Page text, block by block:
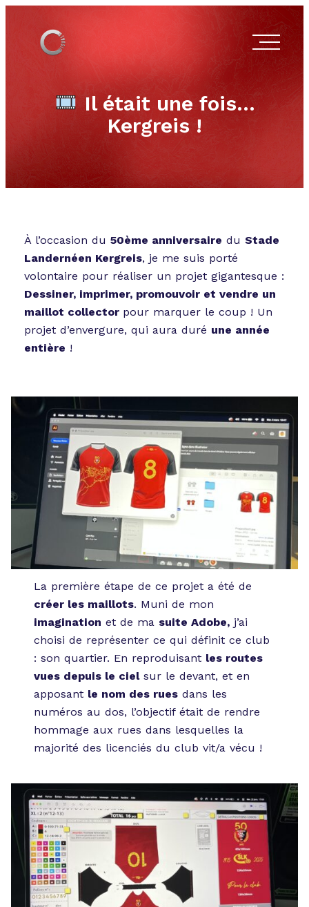
Il était une fois…
Kergreis !
À l’occasion du 50ème anniversaire du Stade
Landernéen Kergreis, je me suis porté
volontaire pour réaliser un projet gigantesque :
Dessiner, imprimer, promouvoir et vendre un
maillot collector pour marquer le coup ! Un
projet d’envergure, qui aura duré une année
entière !
La première étape de ce projet a été de
créer les maillots. Muni de mon
imagination et de ma suite Adobe, j’ai
choisi de représenter ce qui définit ce club
: son quartier. En reproduisant les routes
vues depuis le cielsur le devant, et en
apposant le nom des rues dans les
numéros au dos, l’objectif était de rendre
hommage aux rues dans lesquelles la
majorité des licenciés du club vit/a vécu !